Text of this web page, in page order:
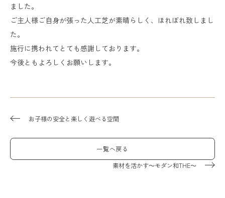
ました。
ご主人様ご自身が張った人工芝が素晴らしく、ほれぼれ致しまし
た。
施行に携われてとても感謝しております。
今後ともよろしくお願いします。
お子様の安全と楽しく遊べる空間
一覧へ戻る
素材を活かす～モダン和THE～